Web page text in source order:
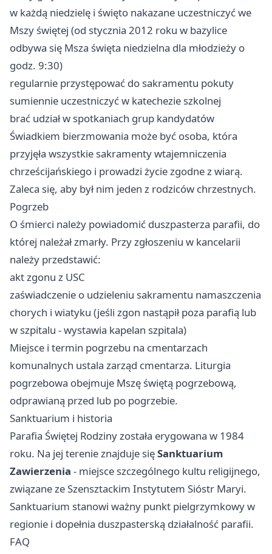
w każdą niedzielę i święto nakazane uczestniczyć we
Mszy świętej (od stycznia 2012 roku w bazylice
odbywa się Msza święta niedzielna dla młodzieży o
godz. 9:30)
regularnie przystępować do sakramentu pokuty
sumiennie uczestniczyć w katechezie szkolnej
brać udział w spotkaniach grup kandydatów
Świadkiem bierzmowania może być osoba, która
przyjęła wszystkie sakramenty wtajemniczenia
chrześcijańskiego i prowadzi życie zgodne z wiarą.
Zaleca się, aby był nim jeden z rodziców chrzestnych.
Pogrzeb
O śmierci należy powiadomić duszpasterza parafii, do
której należał zmarły. Przy zgłoszeniu w kancelarii
należy przedstawić:
akt zgonu z USC
zaświadczenie o udzieleniu sakramentu namaszczenia
chorych i wiatyku (jeśli zgon nastąpił poza parafią lub
w szpitalu - wystawia kapelan szpitala)
Miejsce i termin pogrzebu na cmentarzach
komunalnych ustala zarząd cmentarza. Liturgia
pogrzebowa obejmuje Mszę świętą pogrzebową,
odprawianą przed lub po pogrzebie.
Sanktuarium i historia
Parafia Świętej Rodziny została erygowana w 1984
roku. Na jej terenie znajduje sięSanktuarium
Zawierzenia - miejsce szczególnego kultu religijnego,
związane ze Szensztackim Instytutem Sióstr Maryi.
Sanktuarium stanowi ważny punkt pielgrzymkowy w
regionie i dopełnia duszpasterską działalność parafii.
FAQ